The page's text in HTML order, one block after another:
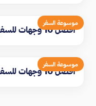
موسوعة السفر
افضل 10 وجهات للسفر في شهر يوليو
موسوعة السفر
افضل 10 وجهات للسفر خلال شهر مايو